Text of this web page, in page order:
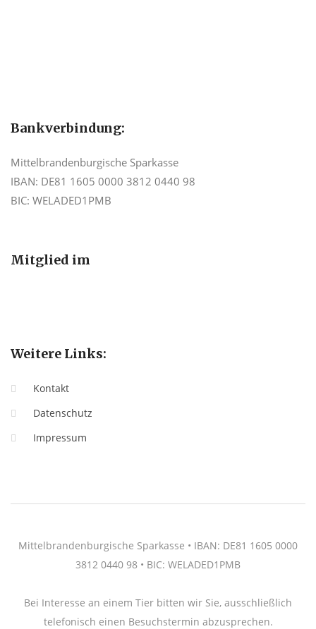
Bankverbindung:
Mittelbrandenburgische Sparkasse
IBAN: DE81 1605 0000 3812 0440 98
BIC: WELADED1PMB
Mitglied im
Weitere Links:
Kontakt
Datenschutz
Impressum
Mittelbrandenburgische Sparkasse • IBAN: DE81 1605 0000
3812 0440 98 • BIC: WELADED1PMB
Bei Interesse an einem Tier bitten wir Sie, ausschließlich
telefonisch einen Besuchstermin abzusprechen.